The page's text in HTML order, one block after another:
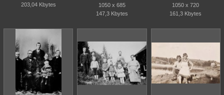
203,04 Kbytes
1050 x 685
147,3 Kbytes
1050 x 720
161,3 Kbytes